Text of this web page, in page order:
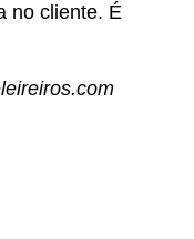
no cliente. É